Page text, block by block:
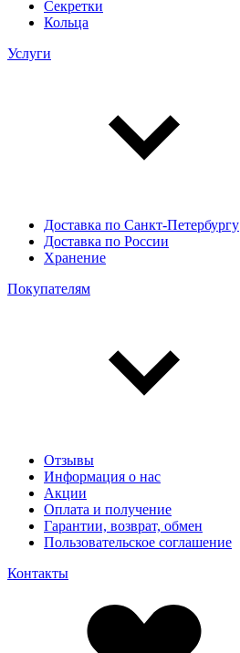
Секретки
Кольца
Услуги
Доставка по Санкт-Петербургу
Доставка по России
Хранение
Покупателям
Отзывы
Информация о нас
Акции
Оплата и получение
Гарантии, возврат, обмен
Пользовательское соглашение
Контакты